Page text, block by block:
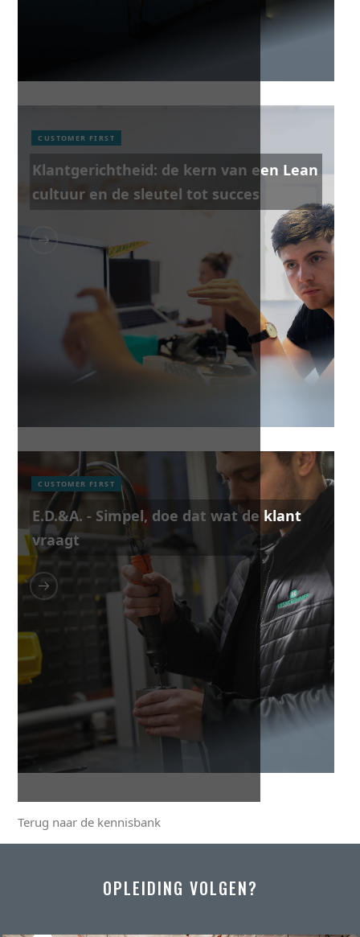
OPLEIDING VOLGEN?
CUSTOMER FIRST
Klantgerichtheid: de kern van een Lean
cultuur en de sleutel tot succes
CUSTOMER FIRST
E.D.&A. - Simpel, doe dat wat de klant
vraagt
Terug naar de kennisbank